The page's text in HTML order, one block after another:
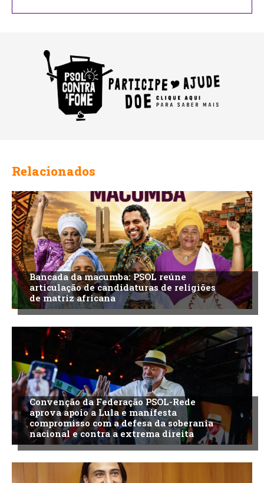
Relacionados
Bancada da macumba: PSOL reúne
articulação de candidaturas de religiões
de matriz africana
Convenção da Federação PSOL-Rede
aprova apoio a Lula e manifesta
compromisso com a defesa da soberania
nacional e contra a extrema direita